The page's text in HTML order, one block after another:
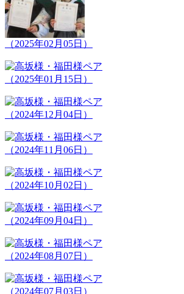
（2025年02月05日）
（2025年01月15日）
（2024年12月04日）
（2024年11月06日）
（2024年10月02日）
（2024年09月04日）
（2024年08月07日）
（2024年07月03日）